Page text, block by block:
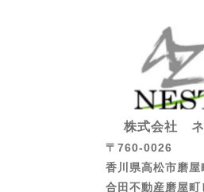
株式会社 ネ
〒760-0026
香川県高松市磨
合田不動産磨屋